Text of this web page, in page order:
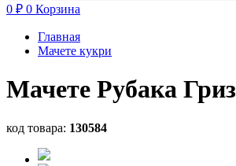
0 ₽ 0 Корзина
Главная
Мачете кукри
Мачете Рубака
код товара: 130584